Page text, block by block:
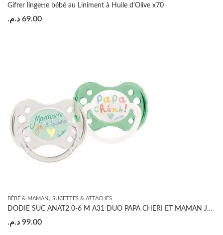
Gifrer lingette bébé au Liniment à Huile d’Olive x70
69.00 د.م.
BÉBÉ & MAMAN, SUCETTES & ATTACHES
DODIE SUC ANAT2 0-6 M A31 DUO PAPA CHERI ET MAMAN JE T’ADORE
99.00 د.م.